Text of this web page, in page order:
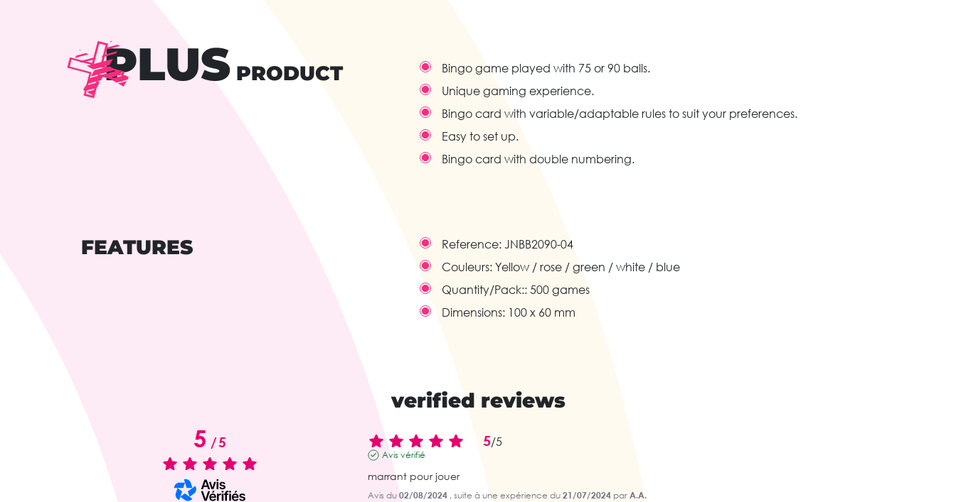
PLUS PRODUCT
Bingo game played with 75 or 90 balls.
Unique gaming experience.
Bingo card with variable/adaptable rules to suit your preferences.
Easy to set up.
Bingo card with double numbering.
FEATURES Reference: JNBB2090-04
Couleurs: Yellow / rose / green / white / blue
Quantity/Pack:: 500 games
Dimensions: 100 x 60 mm
verified reviews
5/5 5/5
Avis vérifié
marrant pour jouer
Avis du 02/08/2024 , suite à une expérience du 21/07/2024 par A.A.